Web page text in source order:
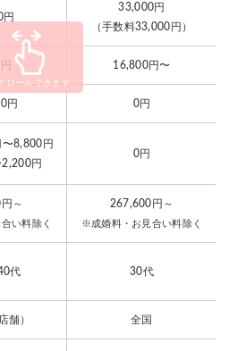
想を叶えよう！
円
33,000円
（手数料33,000円）
16,800円〜
円 0円
8,800円
円
0円
～
い料除く
267,600円～
※成婚料・お見合い料除く
代 30代
舗） 全国
ロールできます